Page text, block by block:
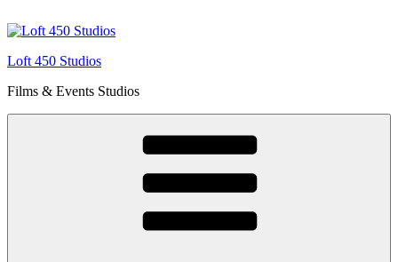
al
Loft 450 Studios
Films & Events Studios